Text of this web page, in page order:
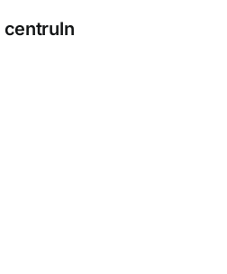
centruln